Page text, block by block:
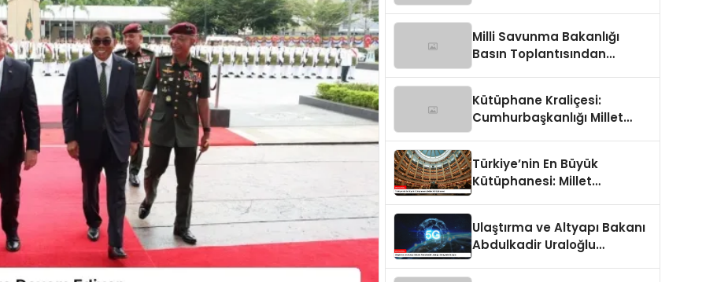
Milli Savunma Bakanlığı
Basın Toplantısından
Kütüphane Kraliçesi:
Cumhurbaşkanlığı Millet
Türkiye’nin En Büyük
Kütüphanesi: Millet
Ulaştırma ve Altyapı Bakanı
Abdulkadir Uraloğlu